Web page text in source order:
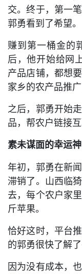
交。终于，第一
郭勇看到了希望。
赚到第一桶金的
后，他开始给网
产品店铺，都想
家乡的农产品推
之后，郭勇开始
品，帮农户链接互
素未谋面的幸运神
年初，郭勇在新
滞销了。山西临
去，每个农户家
斤苹果。
恰好这时，平台
的郭勇很快了解了
因为没有成本，